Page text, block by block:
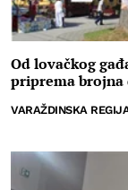
Od lovačkog
priprema brojna
VARAŽDINSKA